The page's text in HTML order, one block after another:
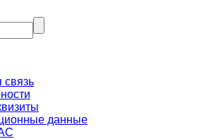
данные